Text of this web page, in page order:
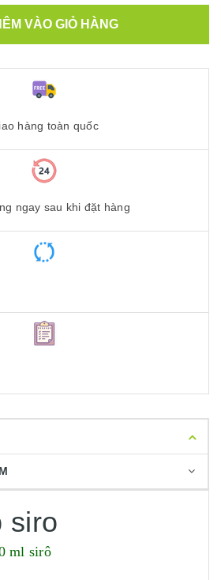
VÀO GIỎ HÀNG
hàng toàn quốc
ngay sau khi đặt hàng
siro
ml sirô